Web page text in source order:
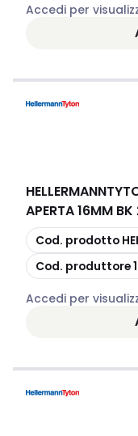
Accedi per
APERTA 16MM
copia
Cod. prodotto
copia
Cod. produttore
Accedi per